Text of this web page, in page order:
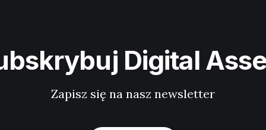
Digital
Zapisz się na nasz newsletter